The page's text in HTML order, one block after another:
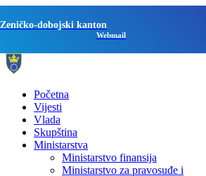
Zeničko-dobojski kanton
Webmail
Početna
Vijesti
Vlada
Skupština
Ministarstva
Ministarstvo finansija
Ministarstvo za pravosuđe i